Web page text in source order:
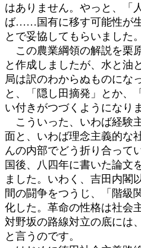
はありません。やっと、「
ば……国有に移す可能性が
とで妥協してもらいました。
この農業綱領の解説を栗
と作成しましたが、水と油
局は訳のわからぬものにな
と、「隠し田摘発」とか、
い付きがつづくようになり
こういった、いわば経験
面と、いわば理念主義的な
んの内部でどう折り合って
国後、八四年に書いた論文
ました。いわく、吉田内閣
間の闘争をつうじ、「階級
化した。革命の性格は社会
対野坂の路線対立の底には
と言うのです。